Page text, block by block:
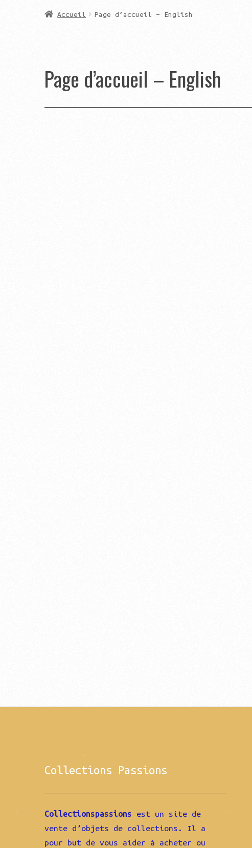
Accueil Page d’accueil – English
Page d’accueil – English
Collections Passions
Collectionspassions est un site de
vente d’objets de collections. Il a
pour but de vous aider à acheter ou